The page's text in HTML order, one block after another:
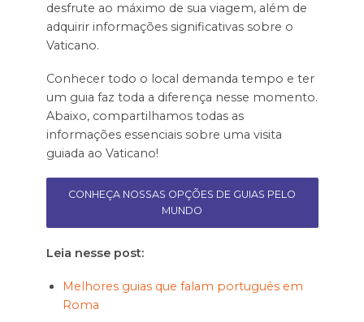
desfrute ao máximo de sua viagem, além de
adquirir informações significativas sobre o
Vaticano.
Conhecer todo o local demanda tempo e ter
um guia faz toda a diferença nesse momento.
Abaixo, compartilhamos todas as
informações essenciais sobre uma visita
guiada ao Vaticano!
CONHEÇA NOSSAS OPÇÕES DE GUIAS PELO
MUNDO
Leia nesse post:
Melhores guias que falam português em
Roma